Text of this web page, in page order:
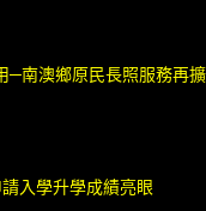
─南澳鄉原民長照服務再擴
入學升學成績亮眼